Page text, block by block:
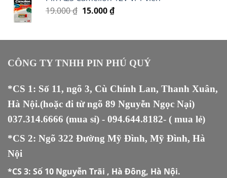
19.000₫ Giá
19.000 ₫.
15.000₫Giá
là:
CÔNG TY TNHH PIN PHÚ QUÝ
*CS 1: Số 11, ngõ 3, Cù Chính Lan, Thanh Xuân,
Hà Nội.(hoặc đi từ ngõ 89 Nguyễn Ngọc Nại)
037.314.6666 (mua sỉ) - 094.644.8182- ( mua lẻ)
*CS 2: Ngõ 322 Đường Mỹ Đình, Mỹ Đình, Hà
Nội
*CS 3: Số 10 Nguyễn Trãi , Hà Đông, Hà Nội.